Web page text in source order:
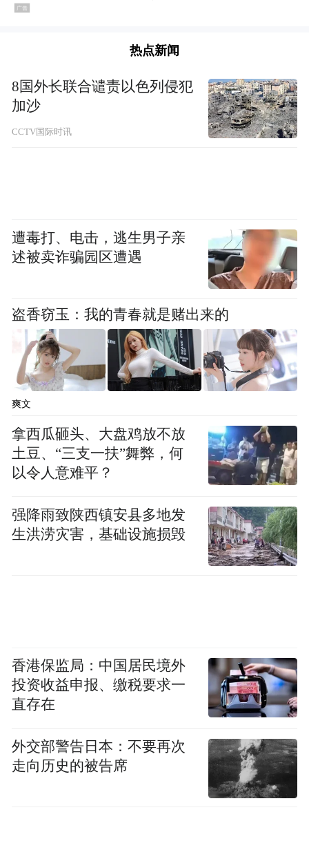
热点新闻
8国外长联合谴责以色列侵犯
加沙
CCTV国际时讯
遭毒打、电击，逃生男子亲
述被卖诈骗园区遭遇
盗香窃玉：我的青春就是赌出来的
爽文
拿西瓜砸头、大盘鸡放不放
土豆、“三支一扶”舞弊，何
以令人意难平？
强降雨致陕西镇安县多地发
生洪涝灾害，基础设施损毁
香港保监局：中国居民境外
投资收益申报、缴税要求一
直存在
外交部警告日本：不要再次
走向历史的被告席